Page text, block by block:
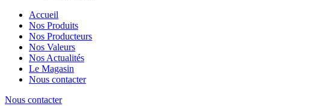
Accueil
Nos Produits
Nos Producteurs
Nos Valeurs
Nos Actualités
Le Magasin
Nous contacter
Nous contacter